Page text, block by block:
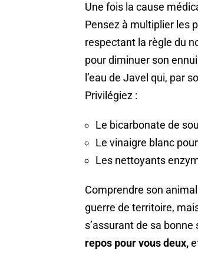
Une fois la cause
Pensez à multiplier les
respectant la règle du
pour diminuer son
l’eau de Javel qui, par
Privilégiez :
Le bicarbonate de
Le vinaigre blanc
Les nettoyants
Comprendre son
guerre de territoire,
s’assurant de sa
repos pour vous deux,